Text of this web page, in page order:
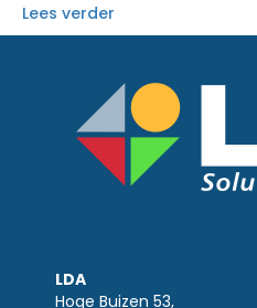
Lees verder
LDA
Hoge Buizen 53,